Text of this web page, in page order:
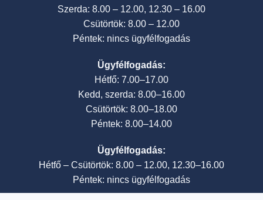
Szerda: 8.00 – 12.00, 12.30 – 16.00
Csütörtök: 8.00 – 12.00
Péntek: nincs ügyfélfogadás
Ügyfélfogadás:
Hétfő: 7.00–17.00
Kedd, szerda: 8.00–16.00
Csütörtök: 8.00–18.00
Péntek: 8.00–14.00
Ügyfélfogadás:
Hétfő – Csütörtök: 8.00 – 12.00, 12.30–16.00
Péntek: nincs ügyfélfogadás